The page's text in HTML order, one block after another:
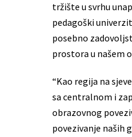
tržište u svrhu
pedagoški
posebno
prostora u našem
“Kao regija na
sa centralnom i
obrazovnog
povezivanje naših